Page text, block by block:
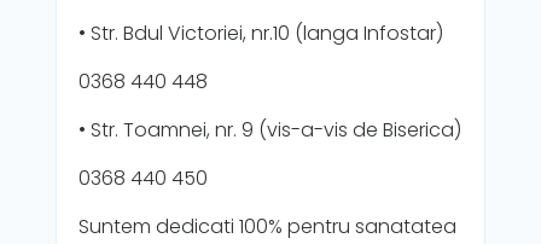
• Str. Bdul Victoriei, nr.10 (langa Infostar)
0368 440 448
• Str. Toamnei, nr. 9 (vis-a-vis de Biserica)
0368 440 450
Suntem dedicati 100% pentru sanatatea